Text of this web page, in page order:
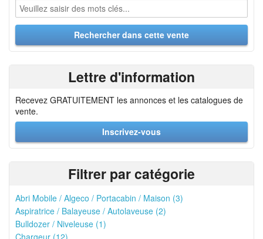
Lettre d'information
Recevez GRATUITEMENT les annonces et les catalogues de
vente.
Inscrivez-vous
Filtrer par catégorie
Abri Mobile / Algeco / Portacabin / Maison (3)
Aspiratrice / Balayeuse / Autolaveuse (2)
Bulldozer / Niveleuse (1)
Chargeur (12)